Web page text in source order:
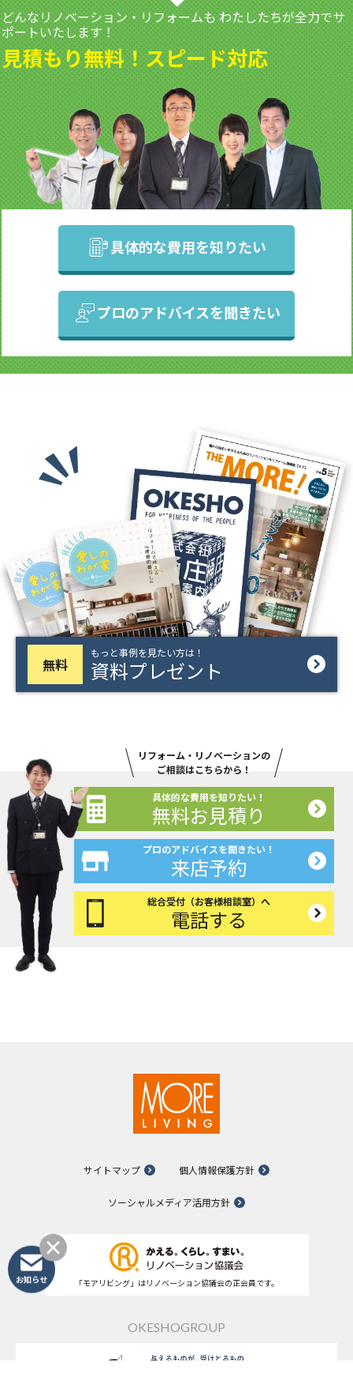
どんなリノベーション・リフォームもわたしたちが全力でサ
ポートいたします！
見積もり無料！スピード対応
具体的な費用を知りたい
プロのアドバイスを聞きたい
無料
もっと事例を見たい方は！
資料プレゼント
リフォーム・リノベーションの
ご相談はこちらから！
具体的な費用を知りたい！
無料お見積り
プロのアドバイスを聞きたい！
来店予約
総合受付（お客様相談室）へ
電話する
サイトマップ 個人情報保護方針
ソーシャルメディア活用方針
「モアリビング」はリノベーション協議会の正会員です。
OKESHOGROUP
お知らせ